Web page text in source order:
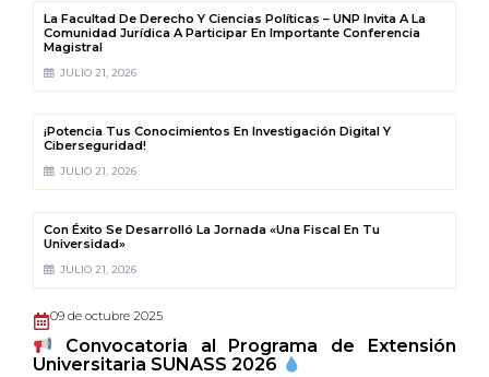
La Facultad De Derecho Y Ciencias Políticas – UNP Invita A La
Comunidad Jurídica A Participar En Importante Conferencia
Magistral
JULIO 21, 2026
¡Potencia Tus Conocimientos En Investigación Digital Y
Ciberseguridad!
JULIO 21, 2026
Con Éxito Se Desarrolló La Jornada «Una Fiscal En Tu
Universidad»
JULIO 21, 2026
09 de octubre 2025
Convocatoria al Programa de Extensión
Universitaria SUNASS 2026